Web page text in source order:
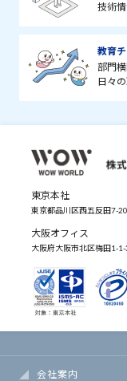
技術
教育
部門
日々
東京本社
東京都品川区西五反田7-
大阪オフィス
大阪府大阪市北区梅田1-
会社案内